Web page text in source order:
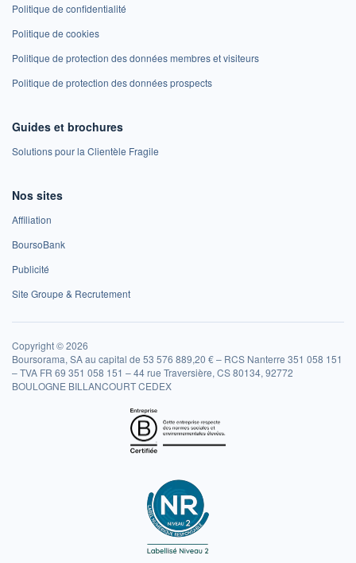
Politique de confidentialité
Politique de cookies
Politique de protection des données membres et visiteurs
Politique de protection des données prospects
Guides et brochures
Solutions pour la Clientèle Fragile
Nos sites
Affiliation
BoursoBank
Publicité
Site Groupe & Recrutement
Copyright © 2026
Boursorama, SA au capital de 53 576 889,20 € – RCS Nanterre 351 058 151
– TVA FR 69 351 058 151 – 44 rue Traversière, CS 80134, 92772
BOULOGNE BILLANCOURT CEDEX